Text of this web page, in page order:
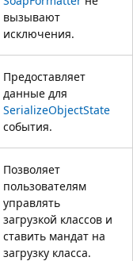
вызывают
исключения.
Предоставляет
данные для
SerializeObjectState
события.
Позволяет
пользователям
управлять
загрузкой классов и
ставить мандат на
загрузку класса.